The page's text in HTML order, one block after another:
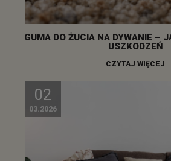
GUMA DO ŻUCIA NA DYWANIE –
USZKODZEŃ
CZYTAJ WIĘCEJ
02
03.2026